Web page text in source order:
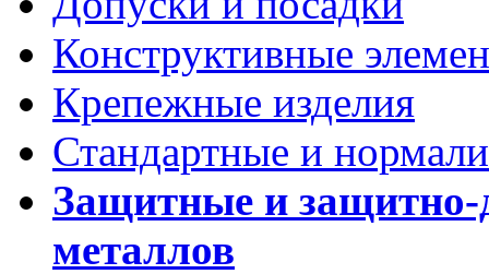
Конструктивные
Крепежные изделия
Стандартные и
Защитные и защитно-
металлов